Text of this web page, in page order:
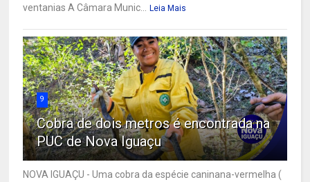
ventanias A Câmara Munic...
Leia Mais
9
Cobra de dois metros é encontrada na
PUC de Nova Iguaçu
NOVA IGUAÇU - Uma cobra da espécie caninana-vermelha (